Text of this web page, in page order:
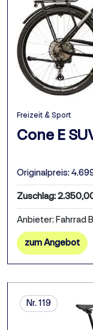
Freizeit & Sport
Cone E
Originalpreis:
Zuschlag:
Anbieter: Fahrrad
zum Angebot
Nr. 119